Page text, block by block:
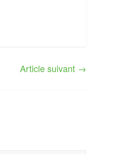
Article suivant →